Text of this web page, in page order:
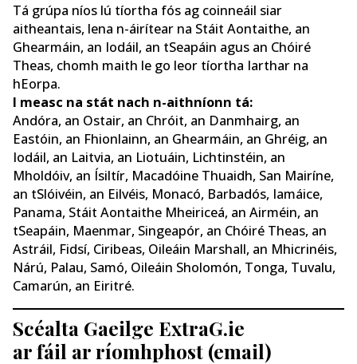
Tá grúpa níos lú tíortha fós ag coinneáil siar
aitheantais, lena n-áirítear na Stáit Aontaithe, an
Ghearmáin, an Iodáil, an tSeapáin agus an Chóiré
Theas, chomh maith le go leor tíortha Iarthar na
hEorpa.
I measc na stát nach n-aithníonn tá:
Andóra, an Ostair, an Chróit, an Danmhairg, an
Eastóin, an Fhionlainn, an Ghearmáin, an Ghréig, an
Iodáil, an Laitvia, an Liotuáin, Lichtinstéin, an
Mholdóiv, an Ísiltír, Macadóine Thuaidh, San Mairíne,
an tSlóivéin, an Eilvéis, Monacó, Barbadós, Iamáice,
Panama, Stáit Aontaithe Mheiriceá, an Airméin, an
tSeapáin, Maenmar, Singeapór, an Chóiré Theas, an
Astráil, Fidsí, Ciribeas, Oileáin Marshall, an Mhicrinéis,
Nárú, Palau, Samó, Oileáin Sholomón, Tonga, Tuvalu,
Camarún, an Eiritré.
Scéalta Gaeilge ExtraG.ie
ar fáil ar ríomhphost (email)